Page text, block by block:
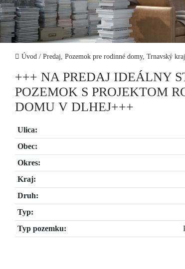
Úvod / Predaj, Pozemok pre rodinné domy, Trnavský
+++ NA PREDAJ IDEÁLNY
POZEMOK S PROJEKTOM
DOMU V DLHEJ+++
Ulica:
Obec:
Okres:
Kraj:
Druh:
Typ:
Typ pozemku: